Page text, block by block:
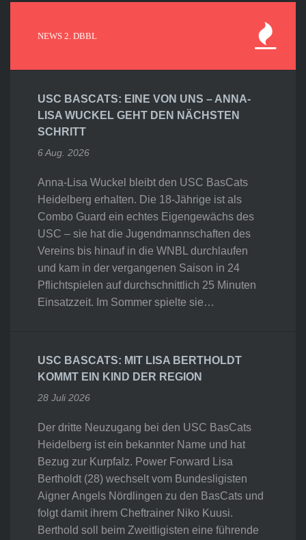
NEWS 2. DBBL
USC BASCATS: EINE VON UNS – ANNA-
LISA WUCKEL GEHT DEN NÄCHSTEN
SCHRITT
6 Aug. 2026
Anna-Lisa Wuckel bleibt den USC BasCats
Heidelberg erhalten. Die 18-Jährige ist als
Combo Guard ein echtes Eigengewächs des
USC – sie hat die Jugendmannschaften des
Vereins bis hinauf in die WNBL durchlaufen
und kam in der vergangenen Saison in 24
Pflichtspielen auf durchschnittlich 25 Minuten
Einsatzzeit. Im Sommer spielte sie…
USC BASCATS: MIT LISA BERTHOLDT
KOMMT EIN KIND DER REGION
28 Juli 2026
Der dritte Neuzugang bei den USC BasCats
Heidelberg ist ein bekannter Name und hat
Bezug zur Kurpfalz. Power Forward Lisa
Bertholdt (28) wechselt vom Bundesligisten
Aigner Angels Nördlingen zu den BasCats und
folgt damit ihrem Cheftrainer Niko Kuusi.
Berthold soll beim Zweitligisten eine führende